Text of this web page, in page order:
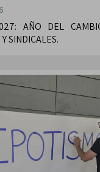
AÑO DEL
Y SINDICALES.